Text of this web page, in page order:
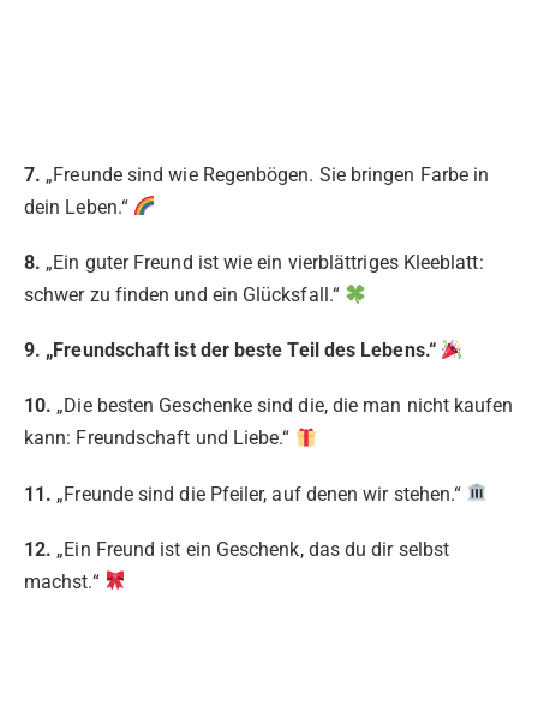
7. „Freunde sind wie Regenbögen. Sie bringen Farbe in
dein Leben.“
8. „Ein guter Freund ist wie ein vierblättriges Kleeblatt:
schwer zu finden und ein Glücksfall.“
9. „Freundschaft ist der beste Teil des Lebens.“
10. „Die besten Geschenke sind die, die man nicht kaufen
kann: Freundschaft und Liebe.“
11. „Freunde sind die Pfeiler, auf denen wir stehen.“
12. „Ein Freund ist ein Geschenk, das du dir selbst
machst.“